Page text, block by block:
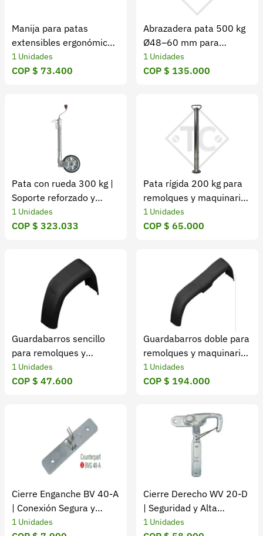
Manija para patas
extensibles ergonómica y
resistente
1 Unidades
COP $ 73.400
Abrazadera pata 500 kg
Ø48–60 mm para
remolques
1 Unidades
COP $ 135.000
Pata con rueda 300 kg |
Soporte reforzado y
móvil
1 Unidades
COP $ 323.033
Pata rígida 200 kg para
remolques y maquinaria
agrícola
1 Unidades
COP $ 65.000
Guardabarros sencillo
para remolques y
maquinaria 600 mm
1 Unidades
COP $ 47.600
Guardabarros doble para
remolques y maquinaria
650 mm
1 Unidades
COP $ 194.000
Cierre Enganche BV 40-A
| Conexión Segura y
Resistente
1 Unidades
Cierre Derecho WV 20-D
| Seguridad y Alta
Durabilidad
1 Unidades